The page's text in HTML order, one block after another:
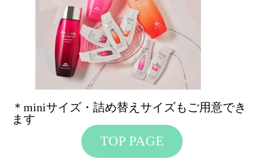
＊miniサイズ・詰め替えサイズもご用意でき
ます
TOP PAGE